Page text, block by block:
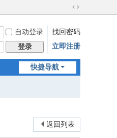
切
到
宽
自动登录
找回密码
登录
立即注册
快捷导航
返回列表